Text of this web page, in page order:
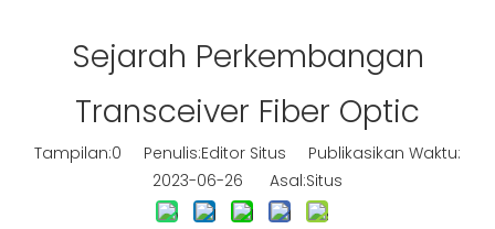
Sejarah Perkembangan
Transceiver Fiber Optic
Tampilan:0 Penulis:Editor Situs Publikasikan Waktu:
2023-06-26 Asal:Situs